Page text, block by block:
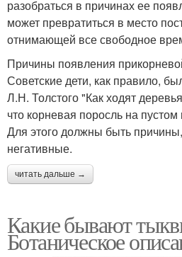
разобраться в причинах ее
может превратиться в место
отнимающей все свободное
Причины появления
Советские дети, как правило,
Л.Н. Толстого "Как ходят
что корневая поросль на
Для этого должны быть
негативные.
читать дальше →
Какие бывают
Ботаническое